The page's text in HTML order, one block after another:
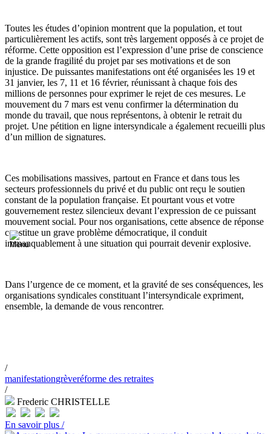
Toutes les études d’opinion montrent que la population, et tout
particulièrement les actifs, sont très largement opposés à ce projet de
réforme. Cette opposition est l’expression d’une prise de conscience
de la grande fragilité du projet par ses motivations et de son
injustice. De puissantes manifestations ont été organisées les 19 et
31 janvier, les 7, 11 et 16 février, réunissant à chaque fois des
millions de personnes pour exprimer le rejet de ces mesures. Le
mouvement du 7 mars est venu confirmer la détermination du
monde du travail, que nous représentons, à obtenir le retrait du
projet. Une pétition en ligne intersyndicale a également recueilli plus
d’un million de signatures.
Ces mobilisations massives, partout en France et dans tous les
secteurs professionnels du privé et du public ont reçu le soutien
constant de la population française. Et pourtant vous et votre
gouvernement restez silencieux devant l’expression de ce puissant
mouvement social. Pour nos organisations, cette absence de réponse
constitue un grave problème démocratique, il conduit
immanquablement à une situation qui pourrait devenir explosive.
Dans l’urgence de ce moment, et la gravité de ses conséquences, les
organisations syndicales constituant l’intersyndicale expriment,
ensemble, la demande de vous rencontrer.
/
manifestationgrèveréforme des retraites
/
Frederic CHRISTELLE
En savoir plus /